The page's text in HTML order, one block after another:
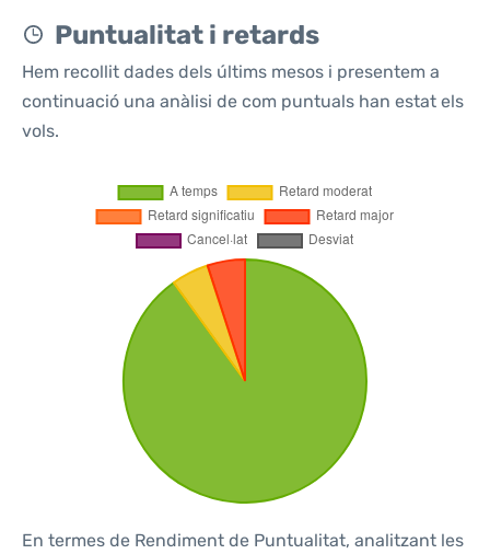
Puntualitat i retards
Hem recollit dades dels últims mesos i presentem a
continuació una anàlisi de com puntuals han estat els
vols.
En termes de Rendiment de Puntualitat, analitzant les